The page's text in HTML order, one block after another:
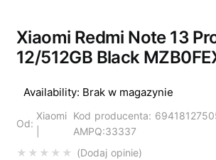
Xiaomi Redmi Note 13
12/512GB Black
Dodaj opinie
Availability: Brak w magazynie
Od:
Xiaomi Kod producenta:
AMPQ:33337